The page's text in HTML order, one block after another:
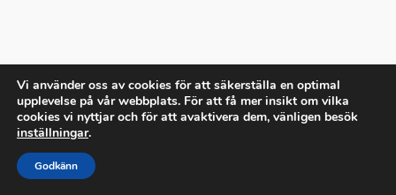
Vi använder oss av cookies för att säkerställa en optimal
upplevelse på vår webbplats. För att få mer insikt om vilka
cookies vi nyttjar och för att avaktivera dem, vänligen besök
inställningar.
Godkänn